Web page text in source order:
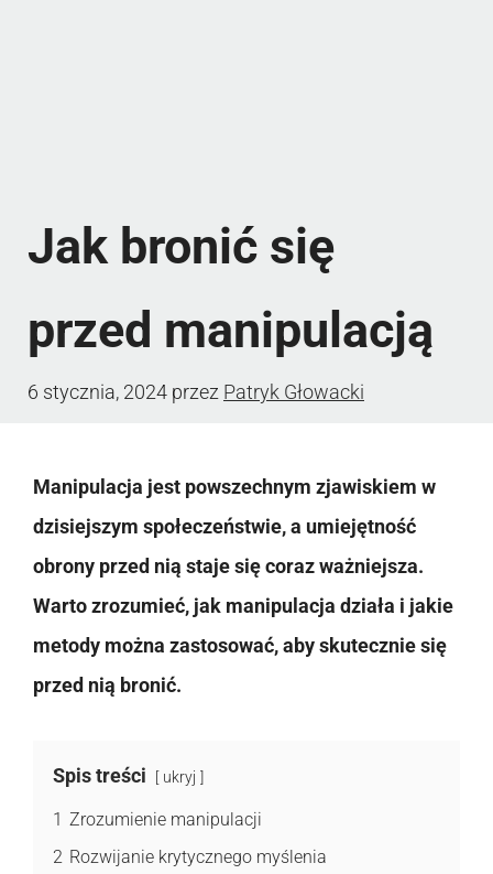
Jak bronić się
przed manipulacją
6 stycznia, 2024 przez Patryk Głowacki
Manipulacja jest powszechnym zjawiskiem w
dzisiejszym społeczeństwie, a umiejętność
obrony przed nią staje się coraz ważniejsza.
Warto zrozumieć, jak manipulacja działa i jakie
metody można zastosować, aby skutecznie się
przed nią bronić.
Spis treści ukryj
1 Zrozumienie manipulacji
2 Rozwijanie krytycznego myślenia